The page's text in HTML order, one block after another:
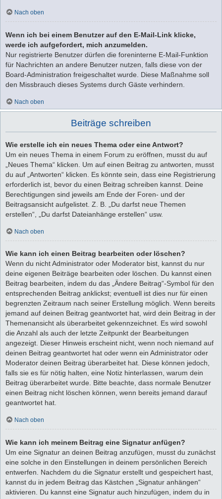
Nach oben
Wenn ich bei einem Benutzer auf den E-Mail-Link klicke,
werde ich aufgefordert, mich anzumelden.
Nur registrierte Benutzer dürfen die foreninterne E-Mail-Funktion
für Nachrichten an andere Benutzer nutzen, falls diese von der
Board-Administration freigeschaltet wurde. Diese Maßnahme soll
den Missbrauch dieses Systems durch Gäste verhindern.
Nach oben
Beiträge schreiben
Wie erstelle ich ein neues Thema oder eine Antwort?
Um ein neues Thema in einem Forum zu eröffnen, musst du auf
„Neues Thema“ klicken. Um auf einen Beitrag zu antworten, musst
du auf „Antworten“ klicken. Es könnte sein, dass eine Registrierung
erforderlich ist, bevor du einen Beitrag schreiben kannst. Deine
Berechtigungen sind jeweils am Ende der Foren- und der
Beitragsansicht aufgelistet. Z. B. „Du darfst neue Themen
erstellen“, „Du darfst Dateianhänge erstellen“ usw.
Nach oben
Wie kann ich einen Beitrag bearbeiten oder löschen?
Wenn du nicht Administrator oder Moderator bist, kannst du nur
deine eigenen Beiträge bearbeiten oder löschen. Du kannst einen
Beitrag bearbeiten, indem du das „Ändere Beitrag“-Symbol für den
entsprechenden Beitrag anklickst; eventuell ist dies nur für einen
begrenzten Zeitraum nach seiner Erstellung möglich. Wenn bereits
jemand auf deinen Beitrag geantwortet hat, wird dein Beitrag in der
Themenansicht als überarbeitet gekennzeichnet. Es wird sowohl
die Anzahl als auch der letzte Zeitpunkt der Bearbeitungen
angezeigt. Dieser Hinweis erscheint nicht, wenn noch niemand auf
deinen Beitrag geantwortet hat oder wenn ein Administrator oder
Moderator deinen Beitrag überarbeitet hat. Diese können jedoch,
falls sie es für nötig halten, eine Notiz hinterlassen, warum dein
Beitrag überarbeitet wurde. Bitte beachte, dass normale Benutzer
einen Beitrag nicht löschen können, wenn bereits jemand darauf
geantwortet hat.
Nach oben
Wie kann ich meinem Beitrag eine Signatur anfügen?
Um eine Signatur an deinen Beitrag anzufügen, musst du zunächst
eine solche in den Einstellungen in deinem persönlichen Bereich
entwerfen. Nachdem du die Signatur erstellt und gespeichert hast,
kannst du in jedem Beitrag das Kästchen „Signatur anhängen“
aktivieren. Du kannst eine Signatur auch hinzufügen, indem du in